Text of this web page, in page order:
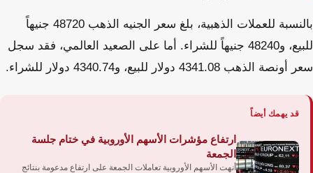
بالنسبة للعملات الذهبية، بلغ سعر الجنيه الذهب 48720 جنيهاً
للبيع، و48240 جنيهاً للشراء. أما على الصعيد العالمي، فقد سجل
سعر أونصة الذهب 4341.08 دولار للبيع، و4340.74 دولار للشراء.
قد يهمك أيضاً
ارتفاع مؤشرات الأسهم الأوروبية في ختام جلسة
الجمعة
أنهت الأسهم الأوروبية تعاملات الجمعة على ارتفاع مدعومة بنتائج